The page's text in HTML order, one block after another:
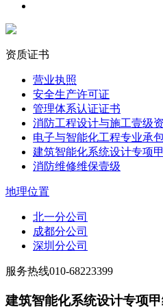
资质证书
营业执照
安全生产许可证
管理体系认证证书
消防工程设计与施工壹级
电子与智能化工程专业承
建筑智能化系统设计专项
消防维修维保壹级
地理位置
北一分公司
成都分公司
深圳分公司
服务热线010-68223399
建筑智能化系统设计专项